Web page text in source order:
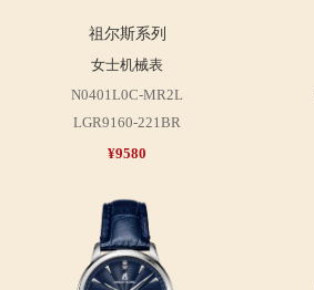
祖尔斯系列
女士机械表
N0401L0C-MR2L
LGR9160-221BR
¥9580